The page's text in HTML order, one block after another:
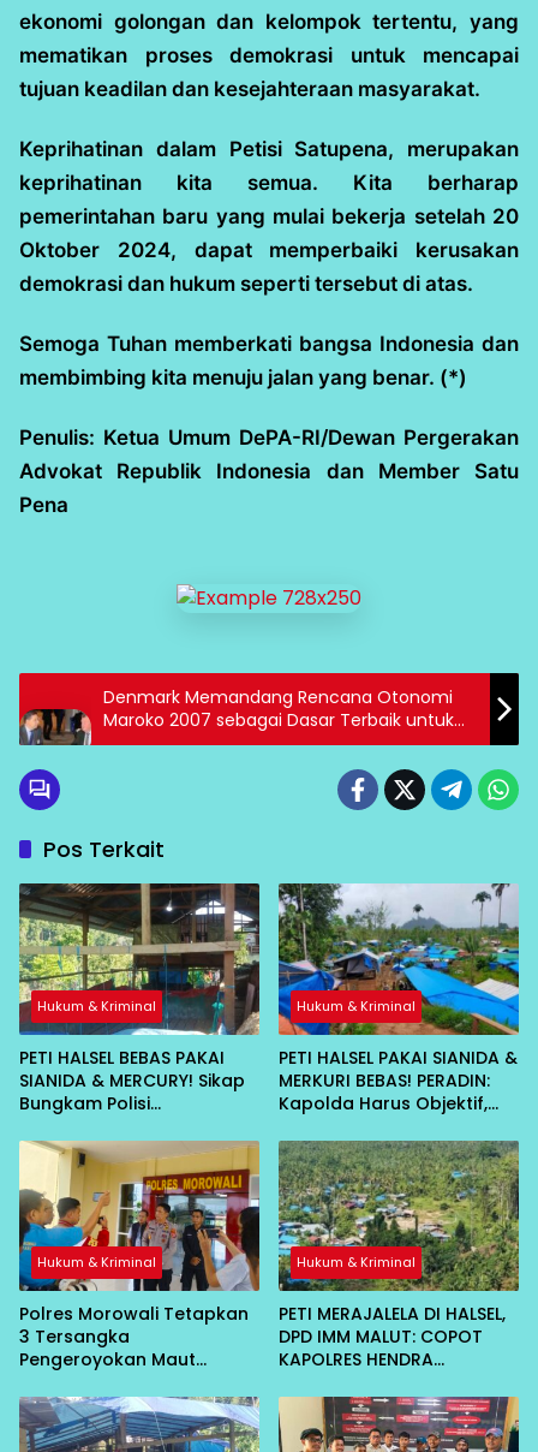
ekonomi golongan dan kelompok tertentu, yang
mematikan proses demokrasi untuk mencapai
tujuan keadilan dan kesejahteraan masyarakat.
Keprihatinan dalam Petisi Satupena, merupakan
keprihatinan kita semua. Kita berharap
pemerintahan baru yang mulai bekerja setelah 20
Oktober 2024, dapat memperbaiki kerusakan
demokrasi dan hukum seperti tersebut di atas.
Semoga Tuhan memberkati bangsa Indonesia dan
membimbing kita menuju jalan yang benar. (*)
Penulis: Ketua Umum DePA-RI/Dewan Pergerakan
Advokat Republik Indonesia dan Member Satu
Pena
Denmark Memandang Rencana Otonomi
Maroko 2007 sebagai Dasar Terbaik untuk
Solusi atas Sengketa Sahara Barat
Pos Terkait
Hukum & Kriminal
PETI HALSEL BEBAS PAKAI
SIANIDA & MERCURY! Sikap
Bungkam Polisi
Hukum & Kriminal
PETI HALSEL PAKAI SIANIDA &
MERKURI BEBAS! PERADIN:
Kapolda Harus Objektif,
Hukum & Kriminal
Polres Morowali Tetapkan
3 Tersangka
Pengeroyokan Maut
Kendari
Hukum & Kriminal
PETI MERAJALELA DI HALSEL,
DPD IMM MALUT: COPOT
KAPOLRES HENDRA